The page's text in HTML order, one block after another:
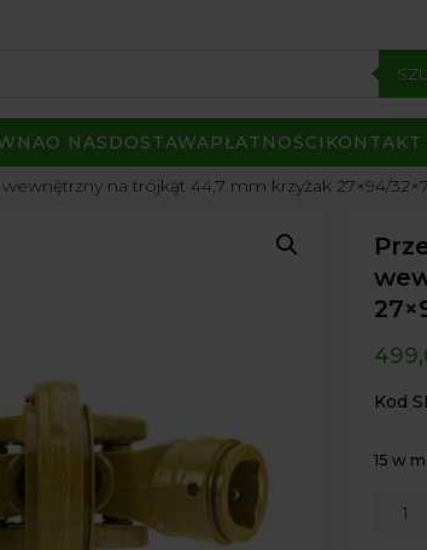
O NAS DOSTAWAPŁATNOŚCI KONTAKT
na trójkąt 44,7 mm krzyżak 27×94/
Kod
15 w